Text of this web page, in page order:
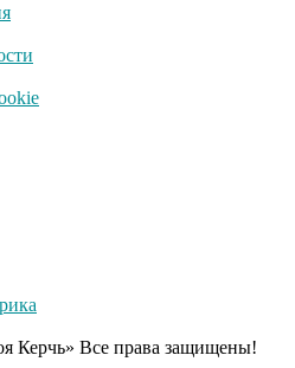
когда
мне
Керчь» Все права защищены!